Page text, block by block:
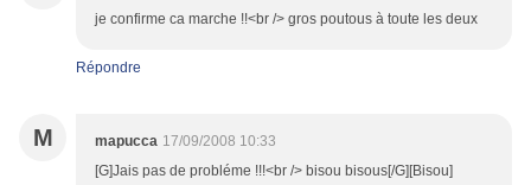
je confirme ca marche !!<br /> gros poutous à toute les deux
Répondre
M mapucca 17/09/2008 10:33
[G]Jais pas de probléme !!!<br /> bisou bisous[/G][Bisou]